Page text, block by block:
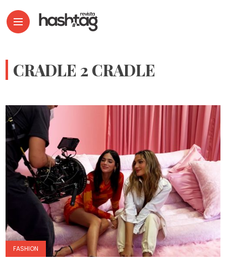
CRADLE 2 CRADLE
FASHION